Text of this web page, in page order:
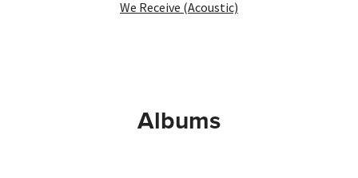
We Receive (Acoustic)
Albums